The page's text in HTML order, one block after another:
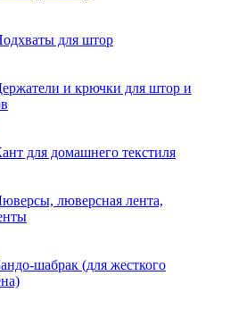
для штор
и крючки для штор и
для домашнего текстиля
люверсная лента,
шабрак (для жесткого